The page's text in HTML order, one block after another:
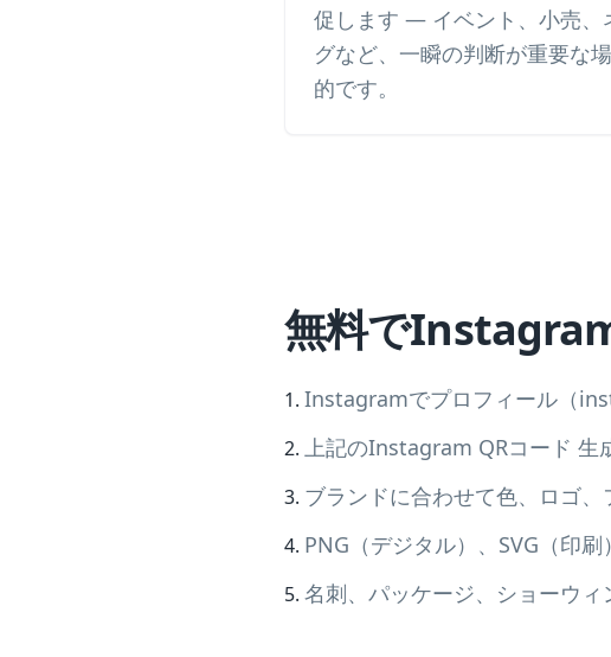
促します — イベント、小売、
グなど、一瞬の判断が重要な
的です。
無料で
Instagramでプロフィール（
上記のInstagram QRコード 生
ブランドに合わせて色、ロゴ
PNG（デジタル）、SVG（印
名刺、パッケージ、ショーウ